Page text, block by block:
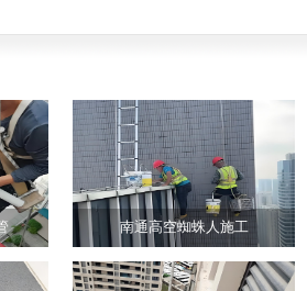
南通高空蜘蛛人施工